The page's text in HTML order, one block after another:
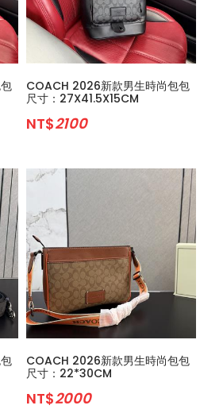
COACH 2026新款男生時尚包包
尺寸：27X41.5X15CM
NT$2100
COACH 2026新款男生時尚包包
尺寸：22*30CM
NT$2000